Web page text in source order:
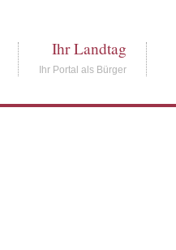
Ihr Landtag
Ihr Portal als Bürger